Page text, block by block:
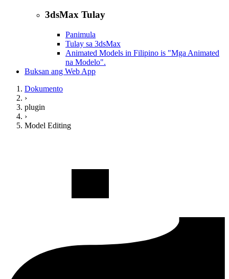
3dsMax Tulay
Panimula
Tulay sa 3dsMax
Animated Models in Filipino is "Mga Animated
na Modelo".
Buksan ang Web App
Dokumento
›
plugin
›
Model Editing